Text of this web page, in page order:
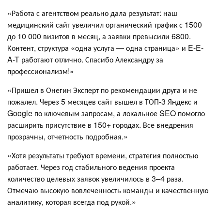
«Работа с агентством реально дала результат: наш
медицинский сайт увеличил органический трафик с 1500
до 10 000 визитов в месяц, а заявки превысили 6800.
Контент, структура «одна услуга — одна страница» и E-E-
A-T работают отлично. Спасибо Александру за
профессионализм!»
«Пришел в Онегин Эксперт по рекомендации друга и не
пожалел. Через 5 месяцев сайт вышел в ТОП-3 Яндекс и
Google по ключевым запросам, а локальное SEO помогло
расширить присутствие в 150+ городах. Все внедрения
прозрачны, отчетность подробная.»
«Хотя результаты требуют времени, стратегия полностью
работает. Через год стабильного ведения проекта
количество целевых заявок увеличилось в 3–4 раза.
Отмечаю высокую вовлеченность команды и качественную
аналитику, которая всегда под рукой.»